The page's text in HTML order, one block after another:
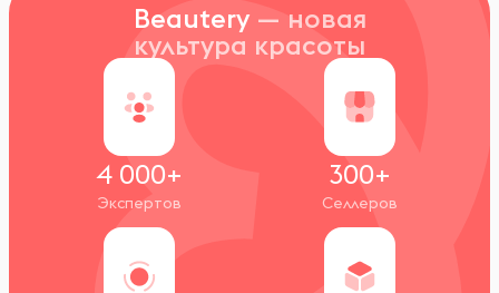
Beautery — новая
культура красоты
4 000+
Экспертов
300+
Селлеров